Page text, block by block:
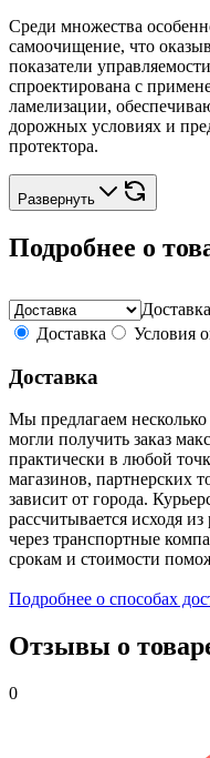
Среди множества
самоочищение, что
показатели
спроектирована с
ламелизации,
дорожных условиях и
протектора.
Развернуть
Подробнее о
Доставка
Доставка Условия
Доставка
Мы предлагаем
могли получить заказ
практически в любой
магазинов, партнерских
зависит от города.
рассчитывается исходя
через транспортные
срокам и стоимости
Подробнее о способах
Отзывы о
0